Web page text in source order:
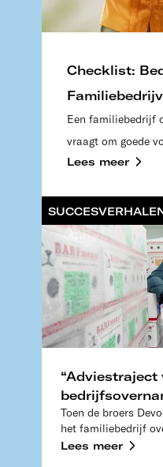
Checklist:
Een familiebedrijf
vraagt om goede
de checklist en
Lees meer
“Adviestraject
geeft rust”
Toen de broers
het familiebedrijf
ze direct de hulp in
Lees meer